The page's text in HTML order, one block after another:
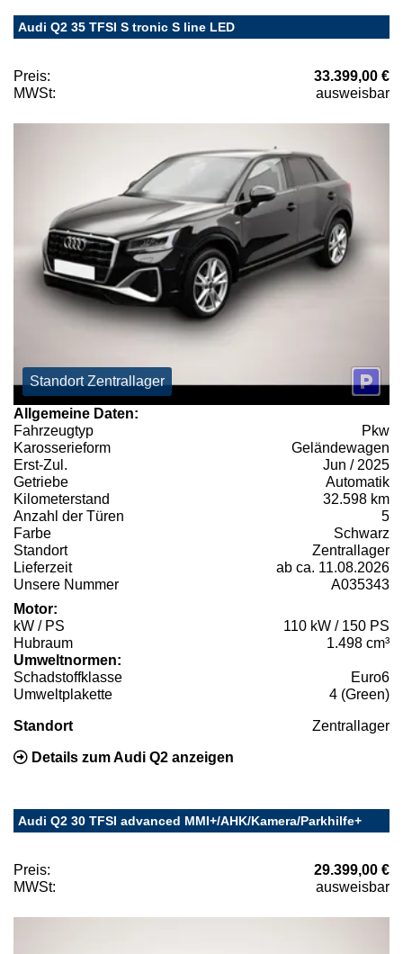
Audi Q2 35 TFSI S tronic S line LED
Preis:
33.399,00 €
MWSt:
ausweisbar
Standort Zentrallager
Allgemeine Daten:
Fahrzeugtyp
Pkw
Karosserieform
Geländewagen
Erst-Zul.
Jun / 2025
Getriebe
Automatik
Kilometerstand
32.598 km
Anzahl der Türen
5
Farbe
Schwarz
Standort
Zentrallager
Lieferzeit
ab ca. 11.08.2026
Unsere Nummer
A035343
Motor:
kW / PS
110 kW / 150 PS
Hubraum
1.498 cm³
Umweltnormen:
Schadstoffklasse
Euro6
Umweltplakette
4 (Green)
Standort Zentrallager
Details zum Audi Q2 anzeigen
Audi Q2 30 TFSI advanced MMI+/AHK/Kamera/Parkhilfe+
Preis:
29.399,00 €
MWSt:
ausweisbar